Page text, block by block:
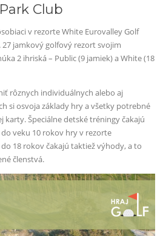
Club
v rezorte White Eurovalley Golf
jamkový golfový rezort svojim
2 ihriská – Public (9 jamiek) a White (18
rôznych individuálnych alebo aj
si osvoja základy hry a všetky potrebné
karty. Špeciálne detské tréningy čakajú
veku 10 rokov hry v rezorte
18 rokov čakajú taktiež výhody, a to
členstvá.